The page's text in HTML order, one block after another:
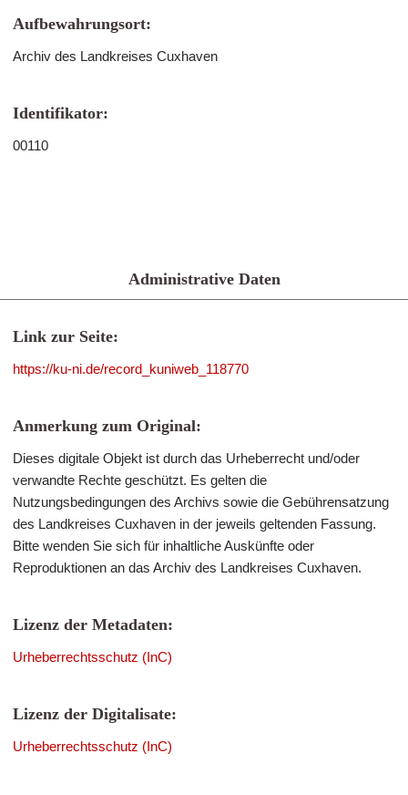
Aufbewahrungsort:
Archiv des Landkreises Cuxhaven
Identifikator:
00110
Administrative Daten
Link zur Seite:
https://ku-ni.de/record_kuniweb_118770
Anmerkung zum Original:
Dieses digitale Objekt ist durch das Urheberrecht und/oder
verwandte Rechte geschützt. Es gelten die
Nutzungsbedingungen des Archivs sowie die Gebührensatzung
des Landkreises Cuxhaven in der jeweils geltenden Fassung.
Bitte wenden Sie sich für inhaltliche Auskünfte oder
Reproduktionen an das Archiv des Landkreises Cuxhaven.
Lizenz der Metadaten:
Urheberrechtsschutz (InC)
Lizenz der Digitalisate:
Urheberrechtsschutz (InC)